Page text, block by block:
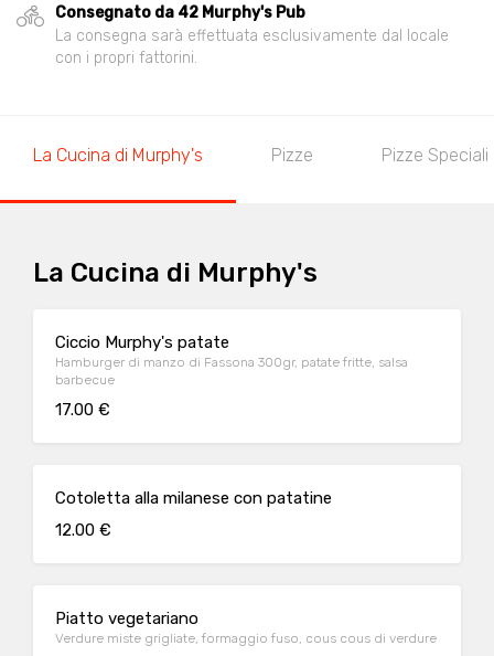
Consegnato da 42 Murphy's Pub
La consegna sarà effettuata esclusivamente dal locale
con i propri fattorini.
La Cucina di Murphy's Pizze Pizze Speciali
La Cucina di Murphy's
Ciccio Murphy's patate
Hamburger di manzo di Fassona 300gr, patate fritte, salsa
barbecue
17.00 €
Cotoletta alla milanese con patatine
12.00 €
Piatto vegetariano
Verdure miste grigliate, formaggio fuso, cous cous di verdure